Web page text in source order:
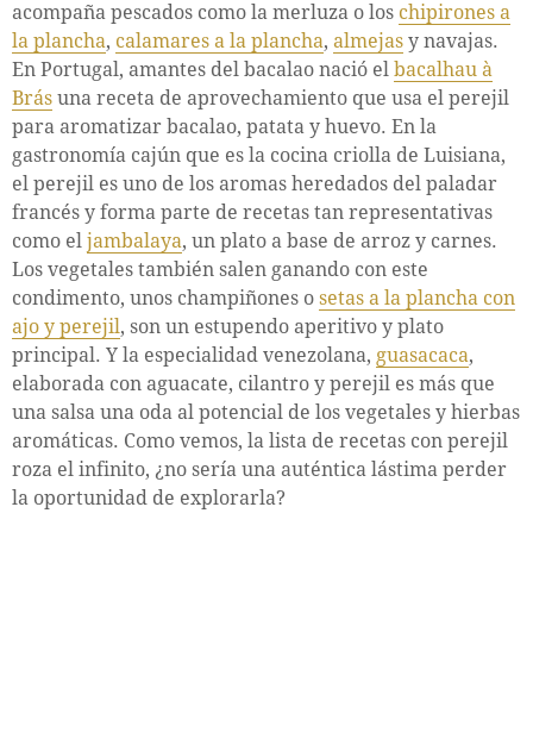
acompaña pescados como la merluza o los chipirones a
la plancha, calamares a la plancha, almejas y navajas.
En Portugal, amantes del bacalao nació el bacalhau à
Brás una receta de aprovechamiento que usa el perejil
para aromatizar bacalao, patata y huevo. En la
gastronomía cajún que es la cocina criolla de Luisiana,
el perejil es uno de los aromas heredados del paladar
francés y forma parte de recetas tan representativas
como el jambalaya, un plato a base de arroz y carnes.
Los vegetales también salen ganando con este
condimento, unos champiñones o setas a la plancha con
ajo y perejil, son un estupendo aperitivo y plato
principal. Y la especialidad venezolana, guasacaca,
elaborada con aguacate, cilantro y perejil es más que
una salsa una oda al potencial de los vegetales y hierbas
aromáticas. Como vemos, la lista de recetas con perejil
roza el infinito, ¿no sería una auténtica lástima perder
la oportunidad de explorarla?